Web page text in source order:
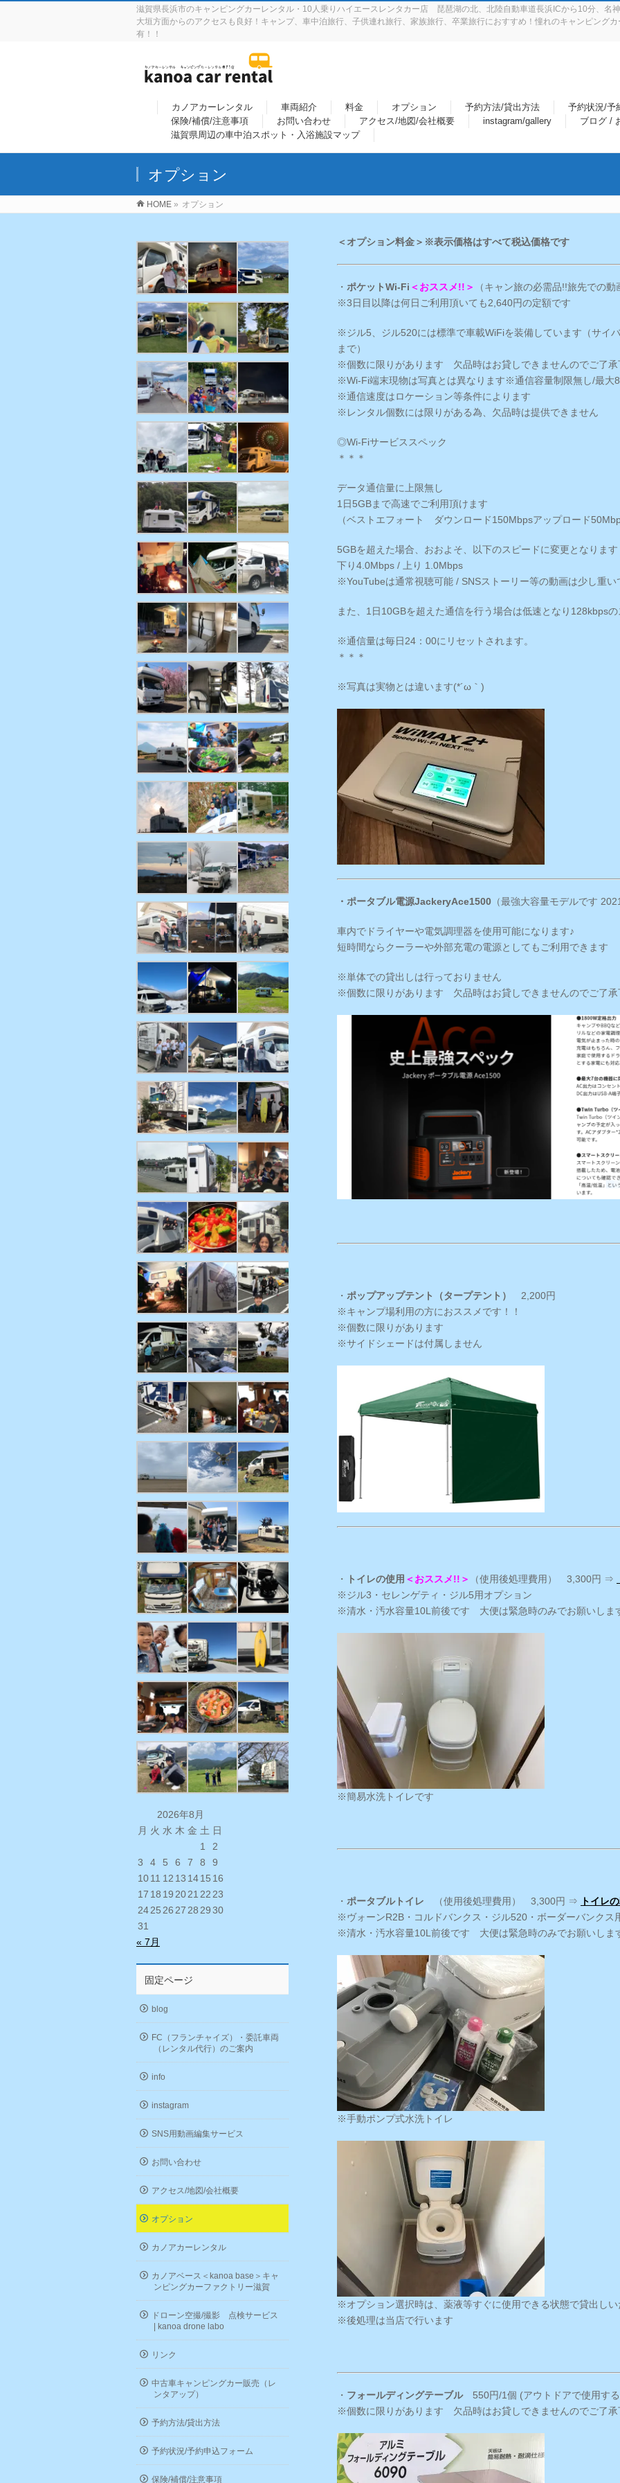
滋賀県長浜市のキャンピングカーレンタル・10人乗りハイエースレンタカー店 琵琶湖の北、北陸自動車道長浜ICから10分、
大垣方面からのアクセスも良好！キャンプ、車中泊旅行、子供連れ旅行、家族旅行、卒業旅行におすすめ！憧れのキャンピング
有！！
カノアカーレンタル 車両紹介 料金 オプション 予約方法/貸出方法
予約状況/予
保険/補償/注意事項
お問い合わせ アクセス/地図/会社概要 instagram/gallery
ブログ /
滋賀県周辺の車中泊スポット・入浴施設マップ
オプション
HOME » オプション
＜オプション料金＞※表示価格はすべて税込価格です
・ ポケットWi-Fi ＜おススメ!!＞
（キャン旅の必需品!!旅先での
※3日目以降は何日ご利用頂いても2,640円の定額です
※ジル5、ジル520には標準で車載WiFiを装備しています（サイ
まで）
※個数に限りがあります 欠品時はお貸しできませんのでご了承
※Wi-Fi端末現物は写真とは異なります※通信容量制限無し/最大
※通信速度はロケーション等条件によります
※レンタル個数には限りがある為、欠品時は提供できません
◎Wi-Fiサービススペック
＊＊＊
データ通信量に上限無し
1日5GBまで高速でご利用頂けます
（ベストエフォート ダウンロード150Mbpsアップロード
5GBを超えた場合、おおよそ、以下のスピードに変更となります
下り4.0Mbps / 上り 1.0Mbps
※YouTubeは通常視聴可能 / SNSストーリー等の動画は少し重い
また、1日10GBを超えた通信を行う場合は低速となり128kbps
※通信量は毎日24：00にリセットされます。
＊＊＊
※写真は実物とは違います(*´ω｀)
・ポータブル電源JackeryAce1500 （最強大容量モデルです
車内でドライヤーや電気調理器を使用可能になります♪
短時間ならクーラーや外部充電の電源としてもご利用できます
※単体での貸出しは行っておりません
※個数に限りがあります 欠品時はお貸しできませんのでご了承
・ ポップアップテント（タープテント）
2,200円
※キャンプ場利用の方におススメです！！
※個数に限りがあります
※サイドシェードは付属しません
・ トイレの使用 ＜おススメ!!＞ （使用後処理費用） 3,300円 ⇒
※ジル3・セレンゲティ・ジル5用オプション
※清水・汚水容量10L前後です 大便は緊急時のみでお願いしま
※簡易水洗トイレです
・ ポータブルトイレ （使用後処理費用） 3,300円 ⇒
トイレ
※ヴォーンR2B・コルドバンクス・ジル520・ボーダーバンクス
※清水・汚水容量10L前後です 大便は緊急時のみでお願いしま
※手動ポンプ式水洗トイレ
※オプション選択時は、薬液等すぐに使用できる状態で貸出し
※後処理は当店で行います
・ フォールディングテーブル550円/1個 (アウトドアで使用す
※個数に限りがあります 欠品時はお貸しできませんのでご了承
2026年8月
月 火 水 木 金 土 日
1
2
3
4 5 6 7 8
9
1011 12 13 1415 16
17 18 1920212223
24252627282930
31
« 7月
固定ページ
blog
FC（フランチャイズ）・委託車両
（レンタル代行）のご案内
info
instagram
SNS用動画編集サービス
お問い合わせ
アクセス/地図/会社概要
オプション
カノアカーレンタル
カノアベース＜kanoa base＞キャ
ンピングカーファクトリー滋賀
ドローン空撮/撮影 点検サービス
| kanoa drone labo
リンク
中古車キャンピングカー販売（レ
ンタアップ）
予約方法/貸出方法
予約状況/予約申込フォーム
保険/補償/注意事項